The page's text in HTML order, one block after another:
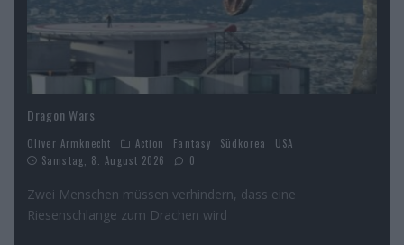
Dragon Wars
Oliver Armknecht Action Fantasy Südkorea
USA
Samstag, 8. August 2026
0
Zwei Menschen müssen verhindern, dass eine
Riesenschlange zum Drachen wird